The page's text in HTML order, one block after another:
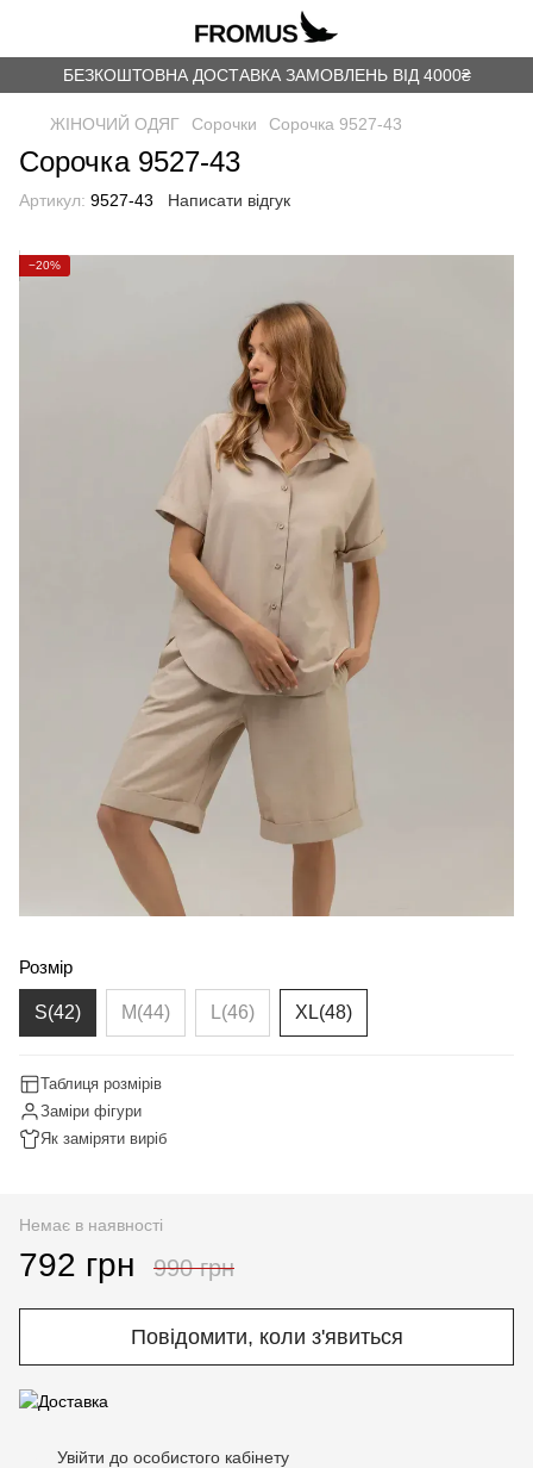
БЕЗКОШТОВНА ДОСТАВКА ЗАМОВЛЕНЬ ВІД 4000₴
ЖІНОЧИЙ ОДЯГ Сорочки Сорочка 9527-43
Сорочка 9527-43
Артикул: 9527-43 Написати відгук
−20%
Розмір
S(42) M(44) L(46) XL(48)
Таблиця розмірів
Заміри фігури
Як заміряти виріб
Немає в наявності
792 грн 990 грн
Повідомити, коли з'явиться
Увійти до особистого кабінету